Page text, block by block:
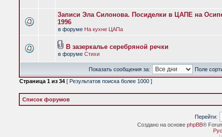
Записи Эла Силонова. Посиделки в ЦАПЕ на
1996
в форуме На кухне ЦАПа
В зазеркалье серебряной речки
в форуме Стихи
Показать сообщения за:
Поле
Страница 1 из 34 [ Результатов поиска более 1000 ]
Список форумов
Перейти:
Создано на основе phpBB®